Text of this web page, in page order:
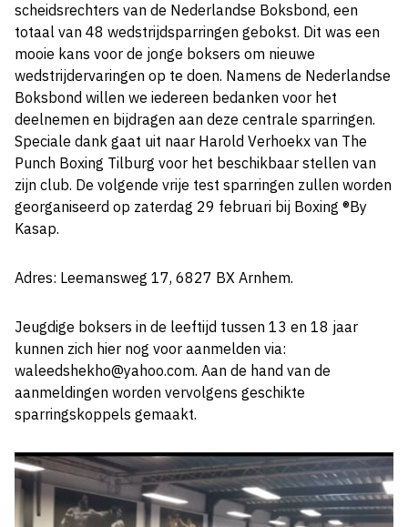
scheidsrechters van de Nederlandse Boksbond, een
totaal van 48 wedstrijdsparringen gebokst. Dit was een
mooie kans voor de jonge boksers om nieuwe
wedstrijdervaringen op te doen. Namens de Nederlandse
Boksbond willen we iedereen bedanken voor het
deelnemen en bijdragen aan deze centrale sparringen.
Speciale dank gaat uit naar Harold Verhoekx van The
Punch Boxing Tilburg voor het beschikbaar stellen van
zijn club. De volgende vrije test sparringen zullen worden
georganiseerd op zaterdag 29 februari bij Boxing ®By
Kasap.
Adres: Leemansweg 17, 6827 BX Arnhem.
Jeugdige boksers in de leeftijd tussen 13 en 18 jaar
kunnen zich hier nog voor aanmelden via:
waleedshekho@yahoo.com. Aan de hand van de
aanmeldingen worden vervolgens geschikte
sparringskoppels gemaakt.